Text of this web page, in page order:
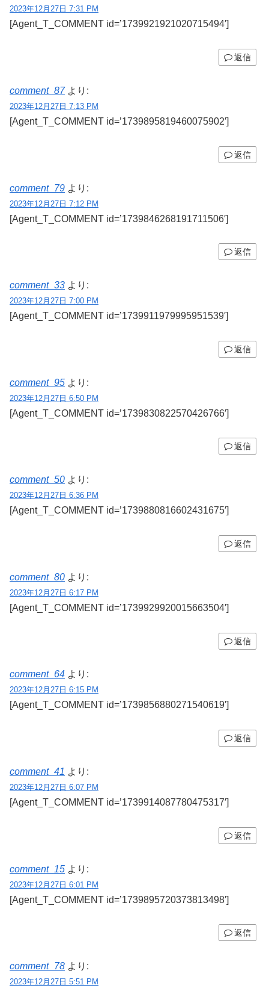
2023年12月27日 7:31 PM
[Agent_T_COMMENT id=’1739921921020715494′]
返信
comment_87 より:
2023年12月27日 7:13 PM
[Agent_T_COMMENT id=’1739895819460075902′]
返信
comment_79 より:
2023年12月27日 7:12 PM
[Agent_T_COMMENT id=’1739846268191711506′]
返信
comment_33 より:
2023年12月27日 7:00 PM
[Agent_T_COMMENT id=’1739911979995951539′]
返信
comment_95 より:
2023年12月27日 6:50 PM
[Agent_T_COMMENT id=’1739830822570426766′]
返信
comment_50 より:
2023年12月27日 6:36 PM
[Agent_T_COMMENT id=’1739880816602431675′]
返信
comment_80 より:
2023年12月27日 6:17 PM
[Agent_T_COMMENT id=’1739929920015663504′]
返信
comment_64 より:
2023年12月27日 6:15 PM
[Agent_T_COMMENT id=’1739856880271540619′]
返信
comment_41 より:
2023年12月27日 6:07 PM
[Agent_T_COMMENT id=’1739914087780475317′]
返信
comment_15 より:
2023年12月27日 6:01 PM
[Agent_T_COMMENT id=’1739895720373813498′]
返信
comment_78 より:
2023年12月27日 5:51 PM